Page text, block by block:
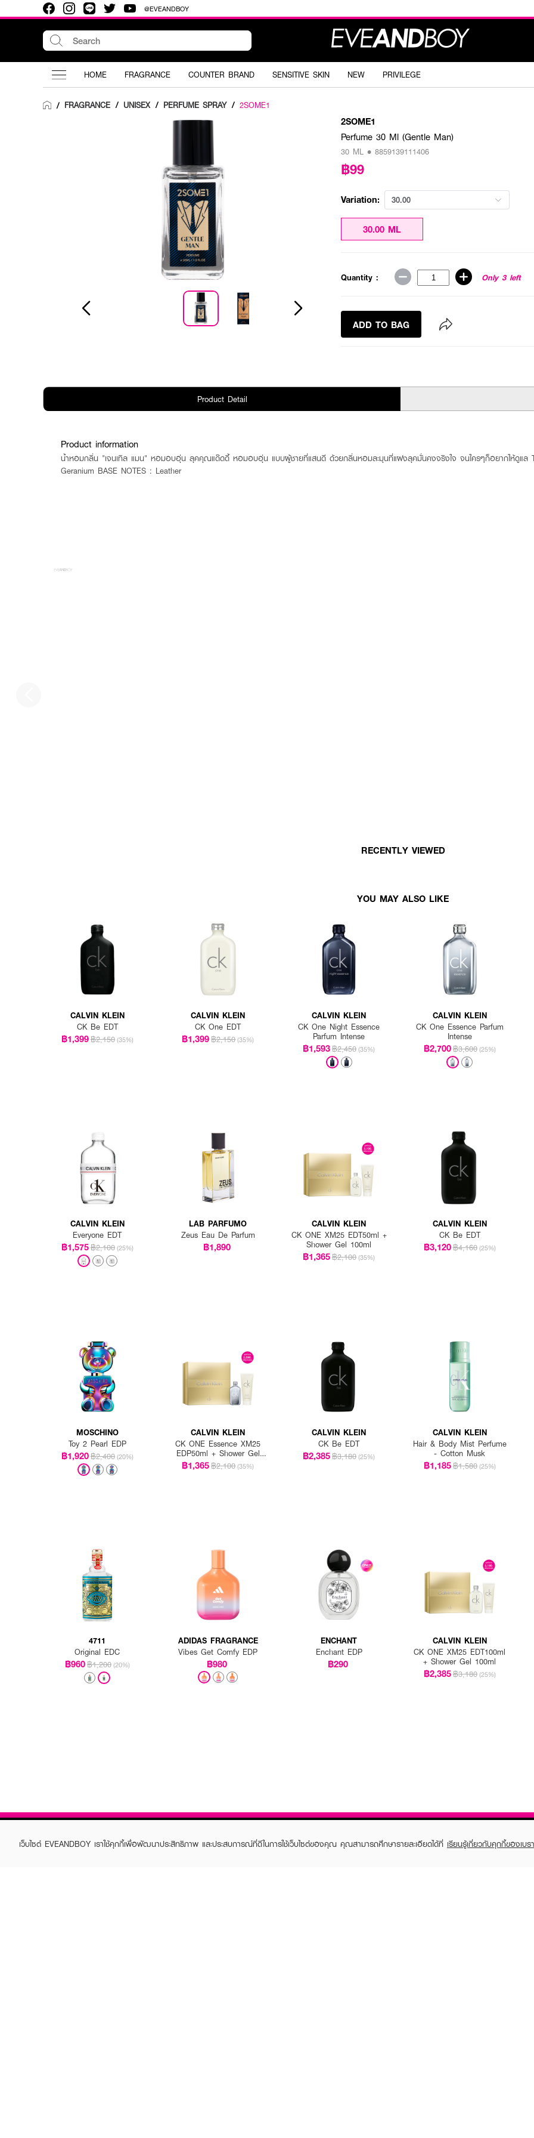
@EVEANDBOY
HOME FRAGRANCE COUNTER BRAND SENSITIVE SKIN NEW PRIVILEGE
/ FRAGRANCE / UNISEX / PERFUME SPRAY / 2SOME1
2SOME1
Perfume 30 Ml (Gentle Man)
30 ML • 8859139111406
฿99
Variation: 30.00
30.00 ML
Quantity : Only 3 left
ADD TO BAG
Product Detail
Product information
น้ำหอมกลิ่น "เจนเทิล แมน" หอมอบอุ่น ลุคคุณแด๊ดดี้ หอมอบอุ่น แบบผู้ชายที่แสนดี ด้วยกลิ่นหอมละมุนที่แฝงลุคมั่นคงจริงใจ จนใครๆก็อยากให้ดูแล
Geranium BASE NOTES : Leather
RECENTLY VIEWED
YOU MAY ALSO LIKE
CALVIN KLEIN
CK Be EDT
฿1,399฿2,150 (35%)
CALVIN KLEIN
CK One EDT
฿1,399฿2,150 (35%)
CALVIN KLEIN
CK One Night Essence
Parfum Intense
฿1,593฿2,450 (35%)
CALVIN KLEIN
CK One Essence Parfum
Intense
฿2,700฿3,600 (25%)
CALVIN KLEIN
Everyone EDT
฿1,575฿2,100 (25%)
LAB PARFUMO
Zeus Eau De Parfum
฿1,890
CALVIN KLEIN
CK ONE XM25 EDT50ml +
Shower Gel 100ml
฿1,365฿2,100 (35%)
CALVIN KLEIN
CK Be EDT
฿3,120฿4,160 (25%)
MOSCHINO
Toy 2 Pearl EDP
฿1,920฿2,400 (20%)
CALVIN KLEIN
CK ONE Essence XM25
EDP50ml + Shower Gel
100ml
฿1,365฿2,100 (35%)
CALVIN KLEIN
CK Be EDT
฿2,385฿3,180 (25%)
CALVIN KLEIN
Hair & Body Mist Perfume
- Cotton Musk
฿1,185฿1,580 (25%)
4711
Original EDC
฿960฿1,200 (20%)
ADIDAS FRAGRANCE
Vibes Get Comfy EDP
฿980
ENCHANT
Enchant EDP
฿290
CALVIN KLEIN
CK ONE XM25 EDT100ml
+ Shower Gel 100ml
฿2,385฿3,180 (25%)
เว็บไซต์ EVEANDBOY เราใช้คุกกี้เพื่อพัฒนาประสิทธิภาพ และประสบการณ์ที่ดีในการใช้เว็บไซต์ของคุณ คุณสามารถศึกษารายละเอียดได้ที่ เรียนรู้เกี่ยวกับคุกกี้ของเบร